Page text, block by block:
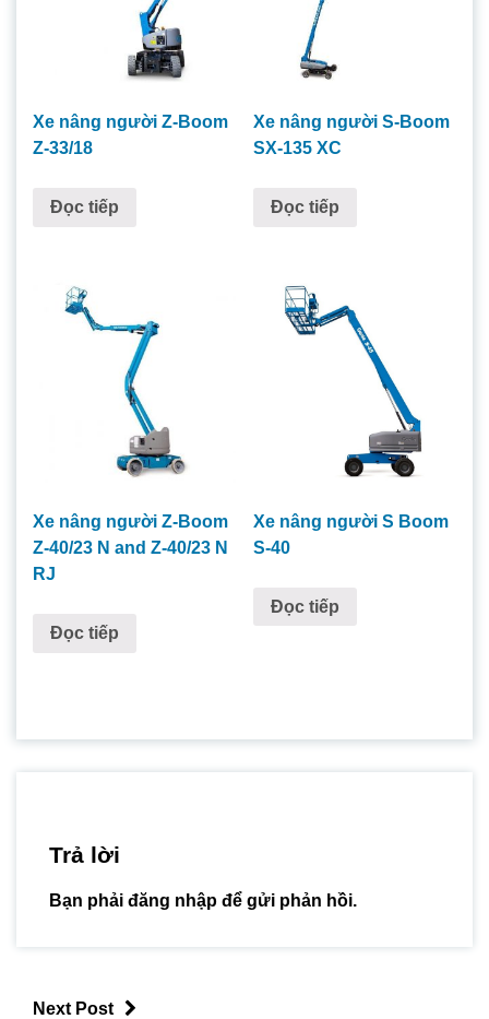
Xe nâng người Z-Boom
Z-33/18
Đọc tiếp
Xe nâng người S-Boom
SX-135 XC
Đọc tiếp
Xe nâng người Z-Boom
Z-40/23 N and Z-40/23 N
RJ
Đọc tiếp
Xe nâng người S Boom
S-40
Đọc tiếp
Trả lời
Bạn phải đăng nhập để gửi phản hồi.
Next Post